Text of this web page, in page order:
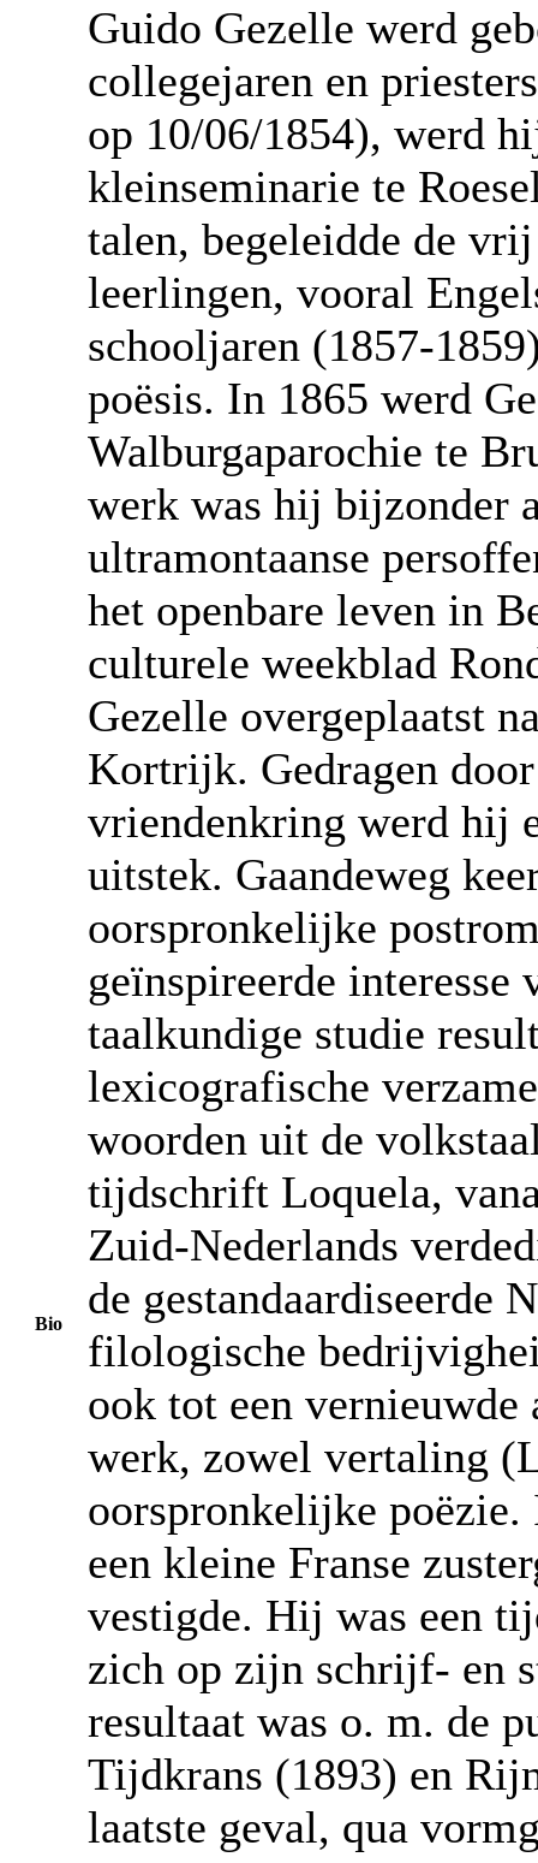
Bio
Guido Gezelle werd
collegejaren en
op 10/06/1854), werd
kleinseminarie te
talen, begeleidde de
leerlingen, vooral
schooljaren (1857-
poësis. In 1865 werd
Walburgaparochie te
werk was hij bijzonder
ultramontaanse
het openbare leven in
culturele weekblad
Gezelle overgeplaatst
Kortrijk. Gedragen
vriendenkring werd hij
uitstek. Gaandeweg
oorspronkelijke
geïnspireerde interesse
taalkundige studie
lexicografische
woorden uit de
tijdschrift Loquela,
Zuid-Nederlands
de gestandaardiseerde
filologische
ook tot een
werk, zowel vertaling
oorspronkelijke
een kleine Franse
vestigde. Hij was een
zich op zijn schrijf- en
resultaat was o. m. de
Tijdkrans (1893) en
laatste geval, qua